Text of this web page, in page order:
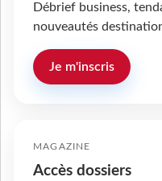
Débrief business,
nouveautés
Je m'inscris
MAGAZINE
Accès dossiers